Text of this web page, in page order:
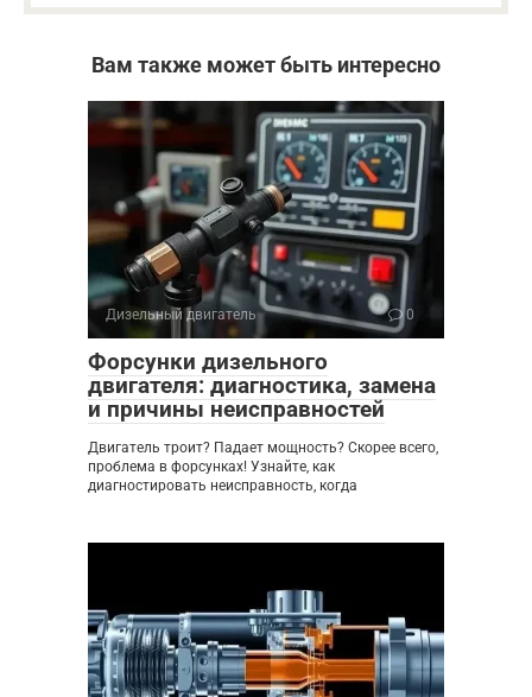
Вам также может быть интересно
Дизельный двигатель 0
Форсунки дизельного
двигателя: диагностика, замена
и причины неисправностей
Двигатель троит? Падает мощность? Скорее всего,
проблема в форсунках! Узнайте, как
диагностировать неисправность, когда